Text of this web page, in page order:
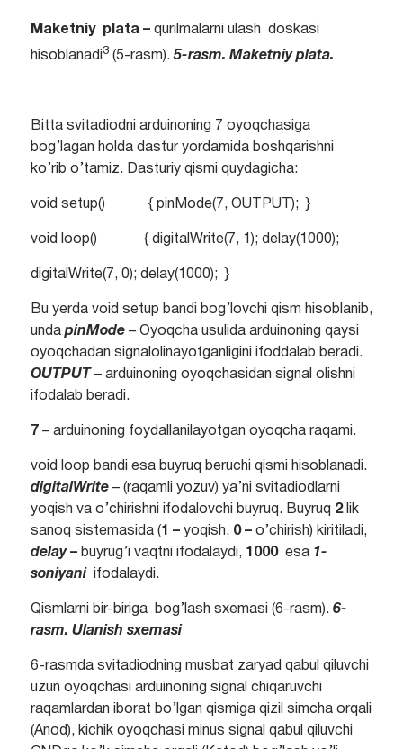
Maketniy plata –qurilmalarni ulash doskasi
hisoblanadi 3(5-rasm).5-rasm. Maketniy plata.
Bitta svitadiodni arduinoning 7 oyoqchasiga
bog’lagan holda dastur yordamida boshqarishni
ko’rib o’tamiz. Dasturiy qismi quydagicha:
void setup() { pinMode(7, OUTPUT); }
void loop() { digitalWrite(7, 1); delay(1000);
digitalWrite(7, 0); delay(1000); }
Bu yerda void setup bandi bog’lovchi qism hisoblanib,
undapinMode– Oyoqcha usulida arduinoning qaysi
oyoqchadan signalolinayotganligini ifoddalab beradi.
OUTPUT – arduinoning oyoqchasidan signal olishni
ifodalab beradi.
7 – arduinoning foydallanilayotgan oyoqcha raqami.
void loop bandi esa buyruq beruchi qismi hisoblanadi.
digitalWrite– (raqamli yozuv) ya’ni svitadiodlarni
yoqish va o’chirishni ifodalovchi buyruq. Buyruq 2lik
sanoq sistemasida (1 – yoqish, 0 –o’chirish) kiritiladi,
delay– buyrug’i vaqtni ifodalaydi, 1000 esa 1-
soniyaniifodalaydi.
Qismlarni bir-biriga bog’lash sxemasi (6-rasm). 6-
rasm. Ulanish sxemasi
6-rasmda svitadiodning musbat zaryad qabul qiluvchi
uzun oyoqchasi arduinoning signal chiqaruvchi
raqamlardan iborat bo’lgan qismiga qizil simcha orqali
(Anod), kichik oyoqchasi minus signal qabul qiluvchi